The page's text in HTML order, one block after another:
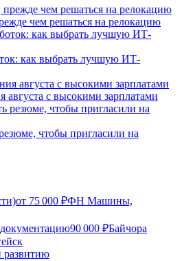
чем решаться на релокацию
как выбрать лучшую ИТ-
с высокими зарплатами
чтобы пригласили на
от 75 000 ₽ФН Машины,
90 000 ₽Байчора